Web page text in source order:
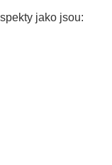
jako jsou: